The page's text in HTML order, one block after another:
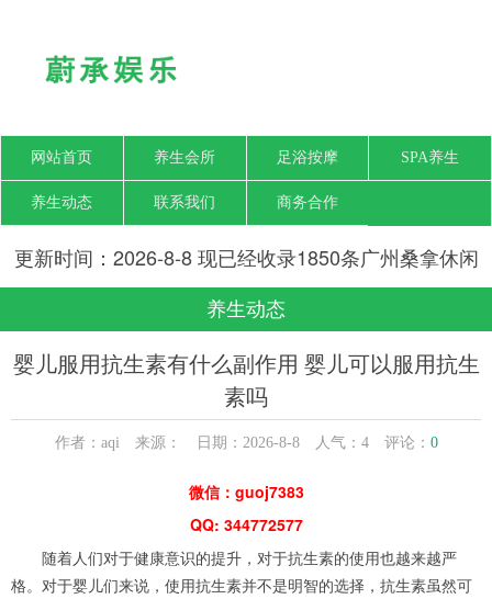
网站首页 养生会所 足浴按摩 SPA养生
养生动态 联系我们 商务合作
更新时间：2026-8-8 现已经收录1850条广州桑拿休闲
SPA会所-广州梦瑶养生网信息
养生动态
婴儿服用抗生素有什么副作用 婴儿可以服用抗生
素吗
作者：aqi 来源： 日期：2026-8-8 人气： 4评论： 0
微信：guoj7383
QQ: 344772577
随着人们对于健康意识的提升，对于抗生素的使用也越来越严
格。对于婴儿们来说，使用抗生素并不是明智的选择，抗生素虽然可